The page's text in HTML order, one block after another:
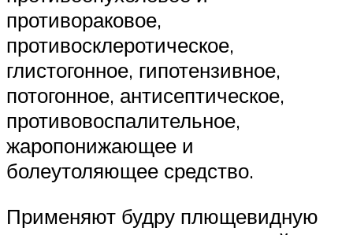
противораковое,
противосклеротическое,
глистогонное, гипотензивное,
потогонное, антисептическое,
противовоспалительное,
жаропонижающее и
болеутоляющее средство.
Применяют будру плющевидную